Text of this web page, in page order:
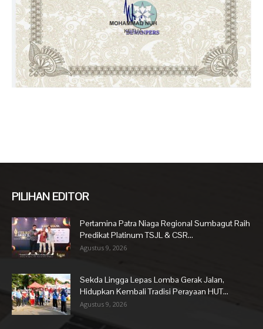
PILIHAN EDITOR
Pertamina Patra Niaga Regional Sumbagut Raih
Predikat Platinum TSJL & CSR...
Agustus 9, 2026
Sekda Lingga Lepas Lomba Gerak Jalan,
Hidupkan Kembali Tradisi Perayaan HUT...
Agustus 9, 2026